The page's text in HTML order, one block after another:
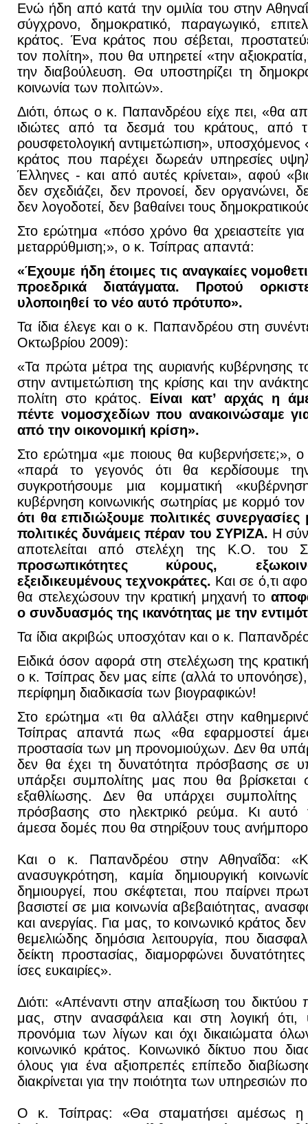
Ενώ ήδη από κατά την ομιλία του στην
σύγχρονο, δημοκρατικό, παραγωγικό,
κράτος. Ένα κράτος που σέβεται,
τον πολίτη», που θα υπηρετεί «την
την διαβούλευση. Θα υποστηρίζει τη
κοινωνία των πολιτών».
Διότι, όπως ο κ. Παπανδρέου είχε πει, «θα
ιδιώτες από τα δεσμά του κράτους, από
ρουσφετολογική αντιμετώπιση», υποσχόμενος
κράτος που παρέχει δωρεάν υπηρεσίες
Έλληνες - και από αυτές κρίνεται», αφού
δεν σχεδιάζει, δεν προνοεί, δεν οργανώνει,
δεν λογοδοτεί, δεν βαθαίνει τους
Στο ερώτημα «πόσο χρόνο θα χρειαστείτε
μεταρρύθμιση;», ο κ. Τσίπρας απαντά:
«Έχουμε ήδη έτοιμες τις αναγκαίες
προεδρικά διατάγματα. Προτού
υλοποιηθεί το νέο αυτό πρότυπο».
Τα ίδια έλεγε και ο κ. Παπανδρέου στη
Οκτωβρίου 2009):
«Τα πρώτα μέτρα της αυριανής κυβέρνησης
στην αντιμετώπιση της κρίσης και την
πολίτη στο κράτος. Είναι κατ’ αρχάς η
πέντε νομοσχεδίων που ανακοινώσαμε
από την οικονομική κρίση».
Στο ερώτημα «με ποιους θα κυβερνήσετε;»,
«παρά το γεγονός ότι θα κερδίσουμε
συγκροτήσουμε μια κομματική
κυβέρνηση κοινωνικής σωτηρίας με κορμό
ότι θα επιδιώξουμε πολιτικές
πολιτικές δυνάμεις πέραν του ΣΥΡΙΖΑ. Η
αποτελείται από στελέχη της Κ.Ο. του
προσωπικότητες κύρους,
εξειδικευμένους τεχνοκράτες. Και σε ό,τι
θα στελεχώσουν την κρατική μηχανή το
ο συνδυασμός της ικανότητας με την
Τα ίδια ακριβώς υποσχόταν και ο κ.
Ειδικά όσον αφορά στη στελέχωση της
ο κ. Τσίπρας δεν μας είπε (αλλά το
περίφημη διαδικασία των βιογραφικών!
Στο ερώτημα «τι θα αλλάξει στην
Τσίπρας απαντά πως «θα εφαρμοστεί
προστασία των μη προνομιούχων. Δεν θα
δεν θα έχει τη δυνατότητα πρόσβασης σε
υπάρξει συμπολίτης μας που θα βρίσκεται
εξαθλίωσης. Δεν θα υπάρχει συμπολίτης
πρόσβασης στο ηλεκτρικό ρεύμα. Κι αυτό
άμεσα δομές που θα στηρίξουν τους
Και ο κ. Παπανδρέου στην Αθηναΐδα:
ανασυγκρότηση, καμία δημιουργική
δημιουργεί, που σκέφτεται, που παίρνει
βασιστεί σε μια κοινωνία αβεβαιότητας,
και ανεργίας. Για μας, το κοινωνικό κράτος
θεμελιώδης δημόσια λειτουργία, που
δείκτη προστασίας, διαμορφώνει
ίσες ευκαιρίες».
Διότι: «Απέναντι στην απαξίωση του
μας, στην ανασφάλεια και στη λογική ότι,
προνόμια των λίγων και όχι δικαιώματα
κοινωνικό κράτος. Κοινωνικό δίκτυο που
όλους για ένα αξιοπρεπές επίπεδο
διακρίνεται για την ποιότητα των υπηρεσιών
Ο κ. Τσίπρας: «Θα σταματήσει αμέσως η